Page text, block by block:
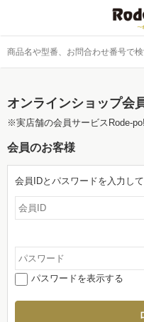
オンラインショップ会
※実店舗の会員サービスRode-po!
会員のお客様
会員IDとパスワードを入力し
パスワードを表示する